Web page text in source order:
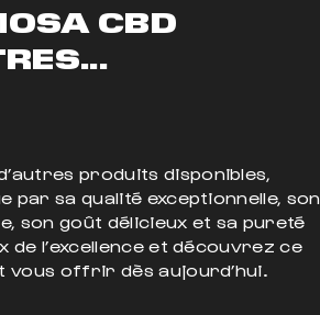
CBD
produits disponibles,
par sa qualité exceptionnelle, son
son goût délicieux et sa pureté
de l’excellence et découvrez ce
vous offrir dès aujourd’hui.